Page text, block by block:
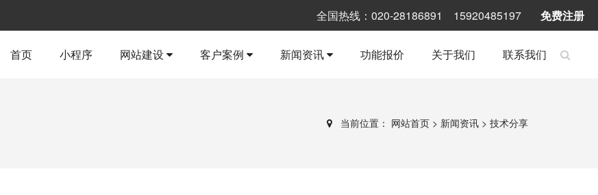
全国热线：020-28186891 15920485197 免费注册
首页 小程序 网站建设 客户案例 新闻资讯 功能报价 关于我们 联系我们
当前位置： 网站首页 > 新闻资讯 > 技术分享